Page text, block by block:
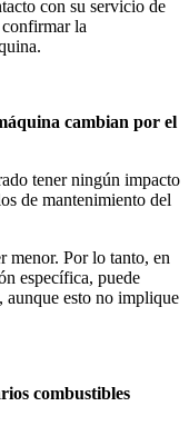
con su servicio de
la
cambian por el
tener ningún impacto
de mantenimiento del
menor. Por lo tanto, en
específica, puede
aunque esto no implique
combustibles